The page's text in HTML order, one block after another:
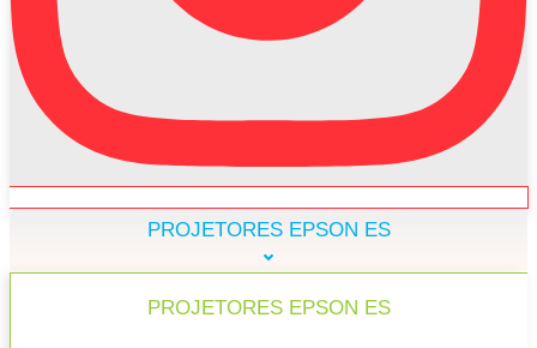
PROJETORES EPSON ES
PROJETORES EPSON ES